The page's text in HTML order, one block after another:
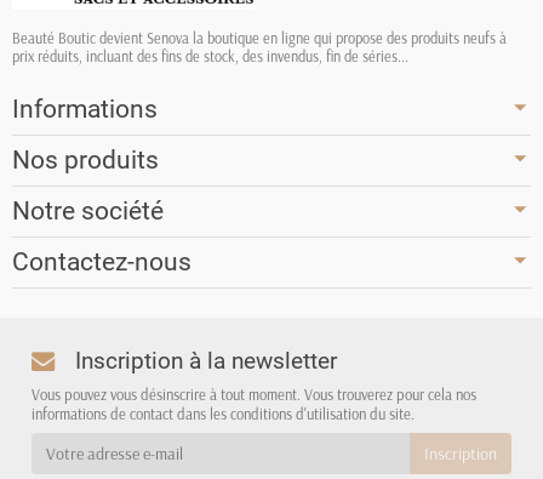
Beauté Boutic devient Senova la boutique en ligne qui propose des produits neufs à
prix réduits, incluant des fins de stock, des invendus, fin de séries...
Informations
Nos produits
Notre société
Contactez-nous
Inscription à la newsletter
Vous pouvez vous désinscrire à tout moment. Vous trouverez pour cela nos
informations de contact dans les conditions d'utilisation du site.